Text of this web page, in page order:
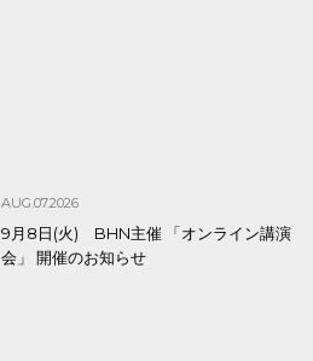
AUG.07.2026
9月8日(火) BHN主催 「オンライン講演
会」 開催のお知らせ